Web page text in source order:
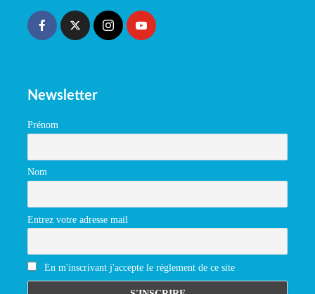
Newsletter
Prénom
Nom
Entrez votre adresse mail
En m'inscrivant j'accepte le réglement de ce site